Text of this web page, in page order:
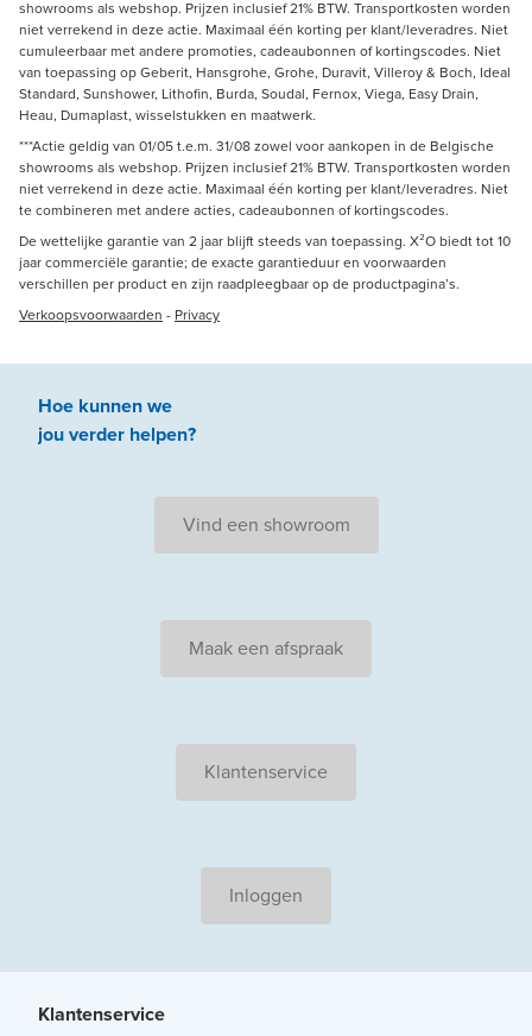
showrooms als webshop. Prijzen inclusief 21% BTW. Transportkosten worden
niet verrekend in deze actie. Maximaal één korting per klant/leveradres. Niet
cumuleerbaar met andere promoties, cadeaubonnen of kortingscodes. Niet
van toepassing op Geberit, Hansgrohe, Grohe, Duravit, Villeroy & Boch, Ideal
Standard, Sunshower, Lithofin, Burda, Soudal, Fernox, Viega, Easy Drain,
Heau, Dumaplast, wisselstukken en maatwerk.
***Actie geldig van 01/05 t.e.m. 31/08 zowel voor aankopen in de Belgische
showrooms als webshop. Prijzen inclusief 21% BTW. Transportkosten worden
niet verrekend in deze actie. Maximaal één korting per klant/leveradres. Niet
te combineren met andere acties, cadeaubonnen of kortingscodes.
De wettelijke garantie van 2 jaar blijft steeds van toepassing. X²O biedt tot 10
jaar commerciële garantie; de exacte garantieduur en voorwaarden
verschillen per product en zijn raadpleegbaar op de productpagina’s.
Verkoopsvoorwaarden - Privacy
Hoe kunnen we
jouverder helpen?
Vind een showroom
Maak een afspraak
Klantenservice
Inloggen
Klantenservice